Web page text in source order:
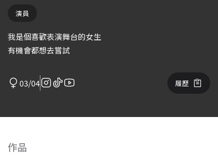
演員
我是個喜歡表演舞台的女生
有機會都想去嘗試
03/04 履歷
作品